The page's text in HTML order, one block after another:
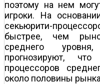
поэтому на нем
игроки. На
секьюрити-
быстрее, чем
среднего
прогнозируют,
процессоров
около половины